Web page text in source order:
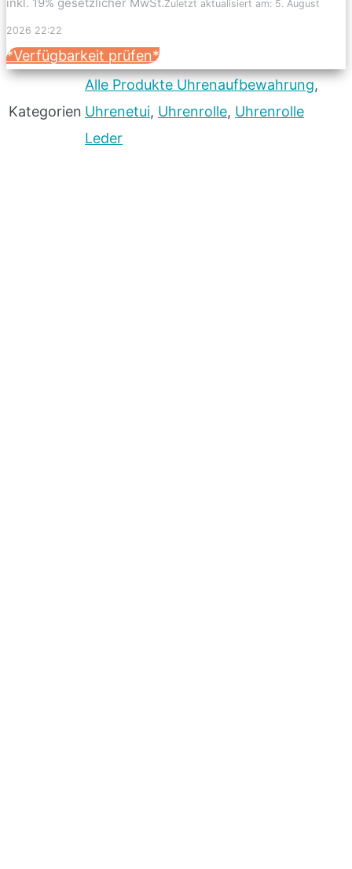
Zuletzt aktualisiert am: 5. August
2026 22:22
*Verfügbarkeit prüfen*
Kategorien
Alle Produkte Uhrenaufbewahrung,
Uhrenetui, Uhrenrolle, Uhrenrolle
Leder